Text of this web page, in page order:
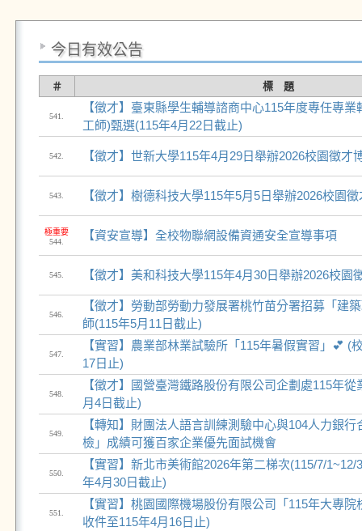
今日有效公告
＃ 標 題
541.
【徵才】臺東縣學生輔導諮商中心115年度專任專
工師)甄選(115年4月22日截止)
542. 【徵才】世新大學115年4月29日舉辦2026校園徵才
543. 【徵才】樹德科技大學115年5月5日舉辦2026校園
極重要
544.
【資安宣導】全校物聯網設備資通安全宣導事項
545. 【徵才】美和科技大學115年4月30日舉辦2026校園
546.
【徵才】勞動部勞動力發展署桃竹苗分署招募「建
師(115年5月11日截止)
547.
【實習】農業部林業試驗所「115年暑假實習」💕 (
17日止)
548.
【徵才】國營臺灣鐵路股份有限公司企劃處115年
月4日截止)
549.
【轉知】財團法人語言訓練測驗中心與104人力銀
檢」成績可獲百家企業優先面試機會
550.
【實習】新北市美術館2026年第二梯次(115/7/
年4月30日截止)
551.
【實習】桃園國際機場股份有限公司「115年大專
收件至115年4月16日止)